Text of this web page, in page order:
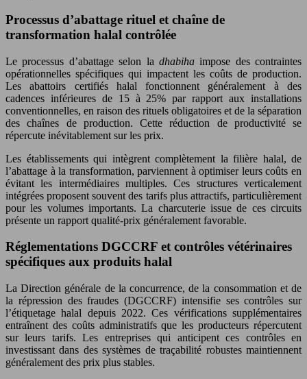
Processus d’abattage rituel et chaîne de
transformation halal contrôlée
Le processus d’abattage selon la dhabihaimpose des contraintes
opérationnelles spécifiques qui impactent les coûts de production.
Les abattoirs certifiés halal fonctionnent généralement à des
cadences inférieures de 15 à 25% par rapport aux installations
conventionnelles, en raison des rituels obligatoires et de la séparation
des chaînes de production. Cette réduction de productivité se
répercute inévitablement sur les prix.
Les établissements qui intègrent complètement la filière halal, de
l’abattage à la transformation, parviennent à optimiser leurs coûts en
évitant les intermédiaires multiples. Ces structures verticalement
intégrées proposent souvent des tarifs plus attractifs, particulièrement
pour les volumes importants. La charcuterie issue de ces circuits
présente un rapport qualité-prix généralement favorable.
Réglementations DGCCRF et contrôles vétérinaires
spécifiques aux produits halal
La Direction générale de la concurrence, de la consommation et de
la répression des fraudes (DGCCRF) intensifie ses contrôles sur
l’étiquetage halal depuis 2022. Ces vérifications supplémentaires
entraînent des coûts administratifs que les producteurs répercutent
sur leurs tarifs. Les entreprises qui anticipent ces contrôles en
investissant dans des systèmes de traçabilité robustes maintiennent
généralement des prix plus stables.